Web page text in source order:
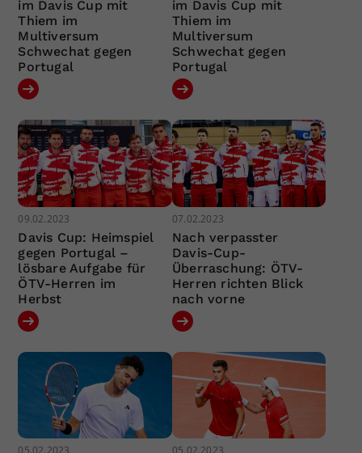
im Davis Cup mit
Thiem im
Multiversum
Schwechat gegen
Portugal
im Davis Cup mit
Thiem im
Multiversum
Schwechat gegen
Portugal
09.02.2023
Davis Cup: Heimspiel
gegen Portugal –
lösbare Aufgabe für
ÖTV-Herren im
Herbst
07.02.2023
Nach verpasster
Davis-Cup-
Überraschung: ÖTV-
Herren richten Blick
nach vorne
05.02.2023 05.02.2023